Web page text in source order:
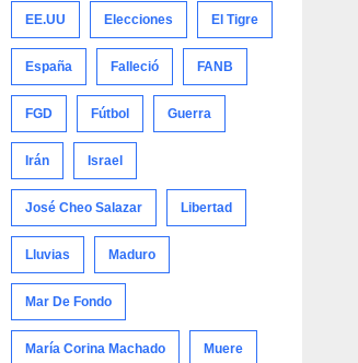
EE.UU Elecciones El Tigre
España Falleció FANB
FGD Fútbol Guerra
Irán Israel
José Cheo Salazar Libertad
Lluvias Maduro
Mar De Fondo
María Corina Machado Muere